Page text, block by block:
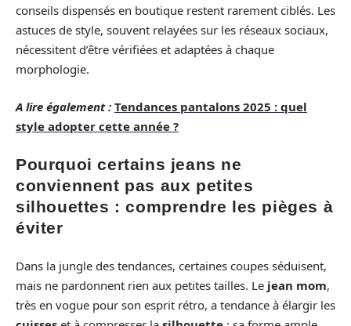
conseils dispensés en boutique restent rarement ciblés. Les
astuces de style, souvent relayées sur les réseaux sociaux,
nécessitent d’être vérifiées et adaptées à chaque
morphologie.
A lire également : Tendances pantalons 2025 : quel
style adopter cette année ?
Pourquoi certains jeans ne
conviennent pas aux petites
silhouettes : comprendre les pièges à
éviter
Dans la jungle des tendances, certaines coupes séduisent,
mais ne pardonnent rien aux petites tailles. Le jean mom,
très en vogue pour son esprit rétro, a tendance à élargir les